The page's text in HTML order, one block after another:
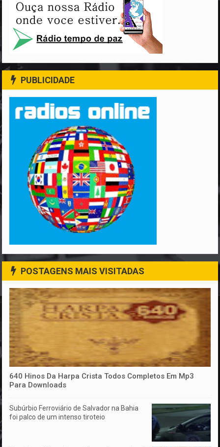
PUBLICIDADE
POSTAGENS MAIS VISITADAS
640 Hinos Da Harpa Crista Todos Completos Em Mp3
Para Downloads
Subúrbio Ferroviário de Salvador na Bahia
foi palco de um intenso tiroteio